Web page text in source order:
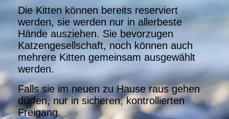
Die Kitten können bereits reserviert
werden, sie werden nur in allerbeste
Hände ausziehen. Sie bevorzugen
Katzengesellschaft, noch können auch
mehrere Kitten gemeinsam ausgewählt
werden.
Falls sie im neuen zu Hause raus gehen
dürfen, nur in sicheren, kontrollierten
Freigang.